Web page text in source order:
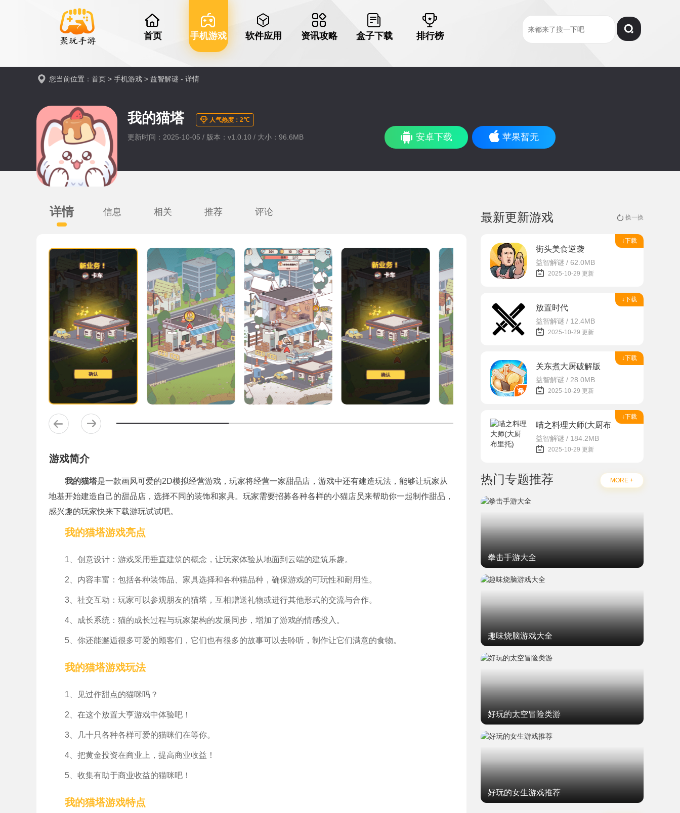
首页 手机游戏 软件应用 资讯攻略 盒子下载 排行榜
您当前位置： 首页 > 手机游戏 > 益智解谜 - 详情
我的猫塔 人气热度：2℃
更新时间：2025-10-05 / 版本：v1.0.10 / 大小：96.6MB 安卓下载 苹果暂无
详情 信息 相关 推荐 评论
游戏简介
我的猫塔是一款画风可爱的2D模拟经营游戏，玩家将经营一家甜品店，游戏中还有建造玩法，能够让玩家从
地基开始建造自己的甜品店，选择不同的装饰和家具。玩家需要招募各种各样的小猫店员来帮助你一起制作甜品，
感兴趣的玩家快来下载游玩试试吧。
我的猫塔游戏亮点
1、创意设计：游戏采用垂直建筑的概念，让玩家体验从地面到云端的建筑乐趣。
2、内容丰富：包括各种装饰品、家具选择和各种猫品种，确保游戏的可玩性和耐用性。
3、社交互动：玩家可以参观朋友的猫塔，互相赠送礼物或进行其他形式的交流与合作。
4、成长系统：猫的成长过程与玩家架构的发展同步，增加了游戏的情感投入。
5、你还能邂逅很多可爱的顾客们，它们也有很多的故事可以去聆听，制作让它们满意的食物。
我的猫塔游戏玩法
1、见过作甜点的猫咪吗？
2、在这个放置大亨游戏中体验吧！
3、几十只各种各样可爱的猫咪们在等你。
4、把黄金投资在商业上，提高商业收益！
5、收集有助于商业收益的猫咪吧！
我的猫塔游戏特点
最新更新游戏 换一换
↓下载
街头美食逆袭
益智解谜 / 62.0MB
2025-10-29 更新
↓下载
放置时代
益智解谜 / 12.4MB
2025-10-29 更新
↓下载
关东煮大厨破解版
益智解谜 / 28.0MB
2025-10-29 更新
↓下载
喵之料理大师(大厨布里托)
益智解谜 / 184.2MB
2025-10-29 更新
热门专题推荐 MORE +
拳击手游大全
趣味烧脑游戏大全
好玩的太空冒险类游
好玩的女生游戏推荐